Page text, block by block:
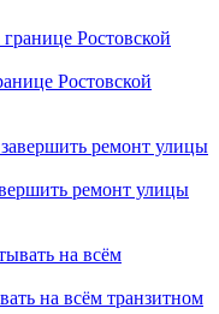
Ростовской
ремонт улицы
на всём транзитном